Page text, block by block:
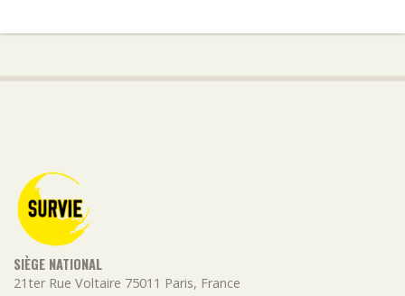
SIÈGE NATIONAL
21ter Rue Voltaire 75011 Paris, France